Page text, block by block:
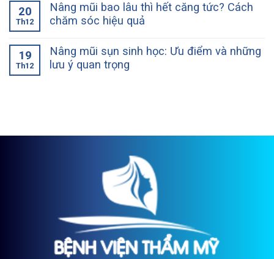
20
Th12
Nâng mũi bao lâu thì hết căng tức? Cách
chăm sóc hiệu quả
19
Th12
Nâng mũi sụn sinh học: Ưu điểm và những
lưu ý quan trọng